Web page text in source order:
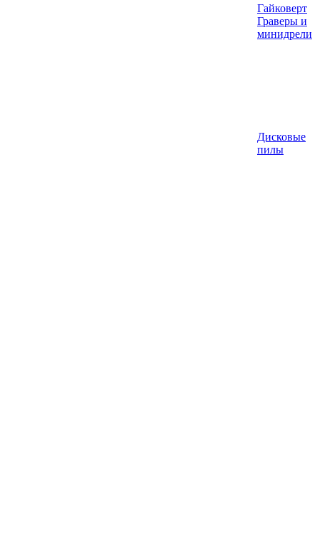
Гайковерт
Граверы и
минидрели
Дисковые
пилы